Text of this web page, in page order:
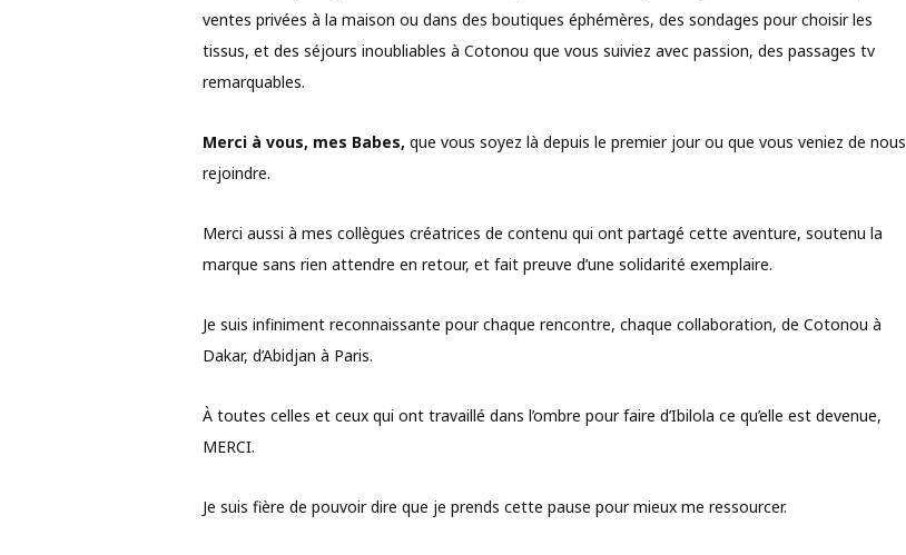
ventes privées à la maison ou dans des boutiques éphémères, des sondages pour choisir les
tissus, et des séjours inoubliables à Cotonou que vous suiviez avec passion, des passages tv
remarquables.
Merci à vous, mes Babes, que vous soyez là depuis le premier jour ou que vous veniez de nous
rejoindre.
Merci aussi à mes collègues créatrices de contenu qui ont partagé cette aventure, soutenu la
marque sans rien attendre en retour, et fait preuve d’une solidarité exemplaire.
Je suis infiniment reconnaissante pour chaque rencontre, chaque collaboration, de Cotonou à
Dakar, d’Abidjan à Paris.
À toutes celles et ceux qui ont travaillé dans l’ombre pour faire d’Ibilola ce qu’elle est devenue,
MERCI.
Je suis fière de pouvoir dire que je prends cette pause pour mieux me ressourcer.